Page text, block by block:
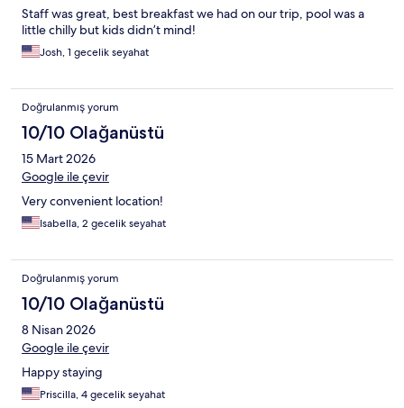
Staff was great, best breakfast we had on our trip, pool was a
little chilly but kids didn’t mind!
Josh, 1 gecelik seyahat
Doğrulanmış yorum
10/10 Olağanüstü
15 Mart 2026
Google ile çevir
Very convenient location!
Isabella, 2 gecelik seyahat
Doğrulanmış yorum
10/10 Olağanüstü
8 Nisan 2026
Google ile çevir
Happy staying
Priscilla, 4 gecelik seyahat